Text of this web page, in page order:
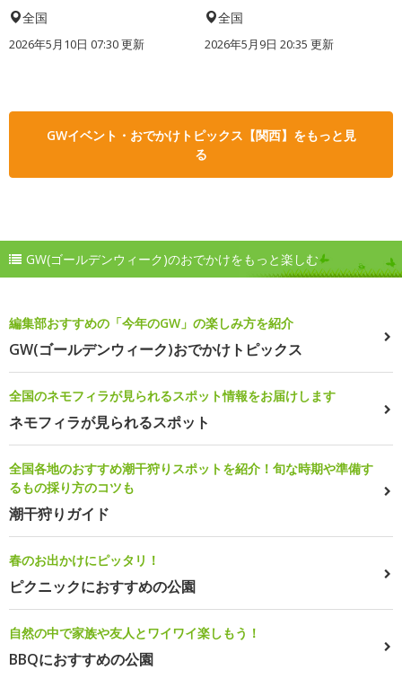
全国
2026年5月10日 07:30 更新
全国
2026年5月9日 20:35 更新
GWイベント・おでかけトピックス【関西】をもっと見
る
GW(ゴールデンウィーク)のおでかけをもっと楽しむ
編集部おすすめの「今年のGW」の楽しみ方を紹介
GW(ゴールデンウィーク)おでかけトピックス
全国のネモフィラが見られるスポット情報をお届けします
ネモフィラが見られるスポット
全国各地のおすすめ潮干狩りスポットを紹介！旬な時期や準備す
るもの採り方のコツも
潮干狩りガイド
春のお出かけにピッタリ！
ピクニックにおすすめの公園
自然の中で家族や友人とワイワイ楽しもう！
BBQにおすすめの公園